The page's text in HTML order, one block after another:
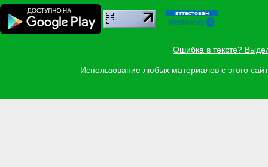
Ошибка в тексте?
Использование любых материалов с этого
Задать вопрос